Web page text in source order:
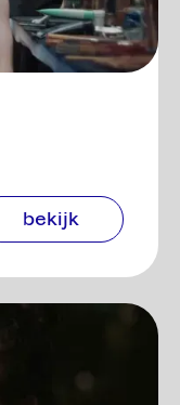
bekijk